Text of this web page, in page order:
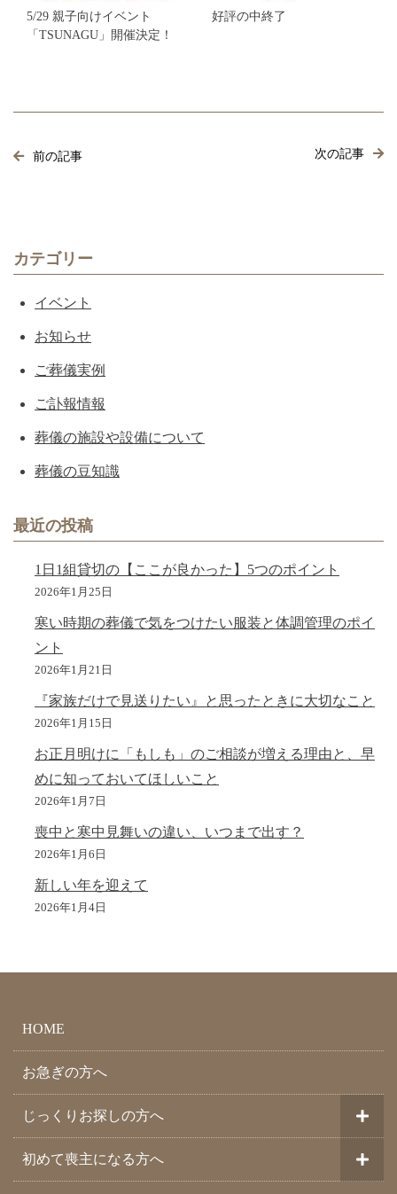
5/29 親子向けイベント
「TSUNAGU」開催決定！
好評の中終了
前の記事 次の記事
カテゴリー
イベント
お知らせ
ご葬儀実例
ご訃報情報
葬儀の施設や設備について
葬儀の豆知識
最近の投稿
1日1組貸切の【ここが良かった】5つのポイント
2026年1月25日
寒い時期の葬儀で気をつけたい服装と体調管理のポイ
ント
2026年1月21日
『家族だけで見送りたい』と思ったときに大切なこと
2026年1月15日
お正月明けに「もしも」のご相談が増える理由と、早
めに知っておいてほしいこと
2026年1月7日
喪中と寒中見舞いの違い、いつまで出す？
2026年1月6日
新しい年を迎えて
2026年1月4日
HOME
お急ぎの方へ
じっくりお探しの方へ
初めて喪主になる方へ